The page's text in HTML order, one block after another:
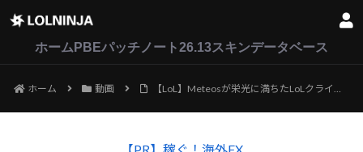
ホーム PBEパッチノート26.13スキンデータベース
ホーム 動画 【LoL】Meteosが栄光に満ちたLoLクライアントを経験した